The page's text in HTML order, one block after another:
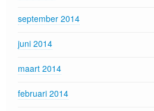
september 2014
juni 2014
maart 2014
februari 2014